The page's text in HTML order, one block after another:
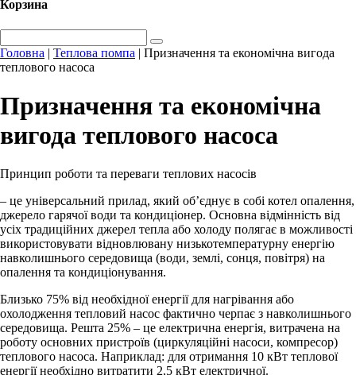
Корзина
Головна | Теплова помпа | Призначення та економічна вигода
теплового насоса
Призначення та економічна
вигода теплового насоса
Принцип роботи та переваги теплових насосів
– це універсальний прилад, який об’єднує в собі котел опалення,
джерело гарячої води та кондиціонер. Основна відмінність від
усіх традиційних джерел тепла або холоду полягає в можливості
використовувати відновлювану низькотемпературну енергію
навколишнього середовища (води, землі, сонця, повітря) на
опалення та кондиціонування.
Близько 75% від необхідної енергії для нагрівання або
охолодження тепловий насос фактично черпає з навколишнього
середовища. Решта 25% – це електрична енергія, витрачена на
роботу основних пристроїв (циркуляційні насоси, компресор)
теплового насоса. Наприклад: для отримання 10 кВт теплової
енергії необхідно витратити 2,5 кВт електричної.